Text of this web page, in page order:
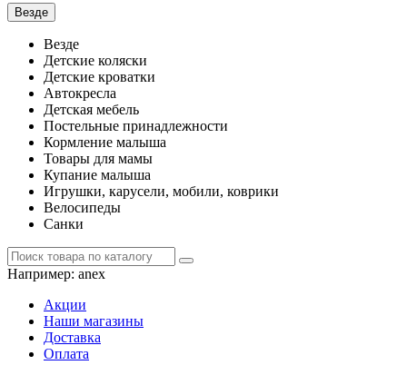
Везде
Везде
Детские коляски
Детские кроватки
Автокресла
Детская мебель
Постельные принадлежности
Кормление малыша
Товары для мамы
Купание малыша
Игрушки, карусели, мобили, коврики
Велосипеды
Санки
Например: anex
Акции
Наши магазины
Доставка
Оплата